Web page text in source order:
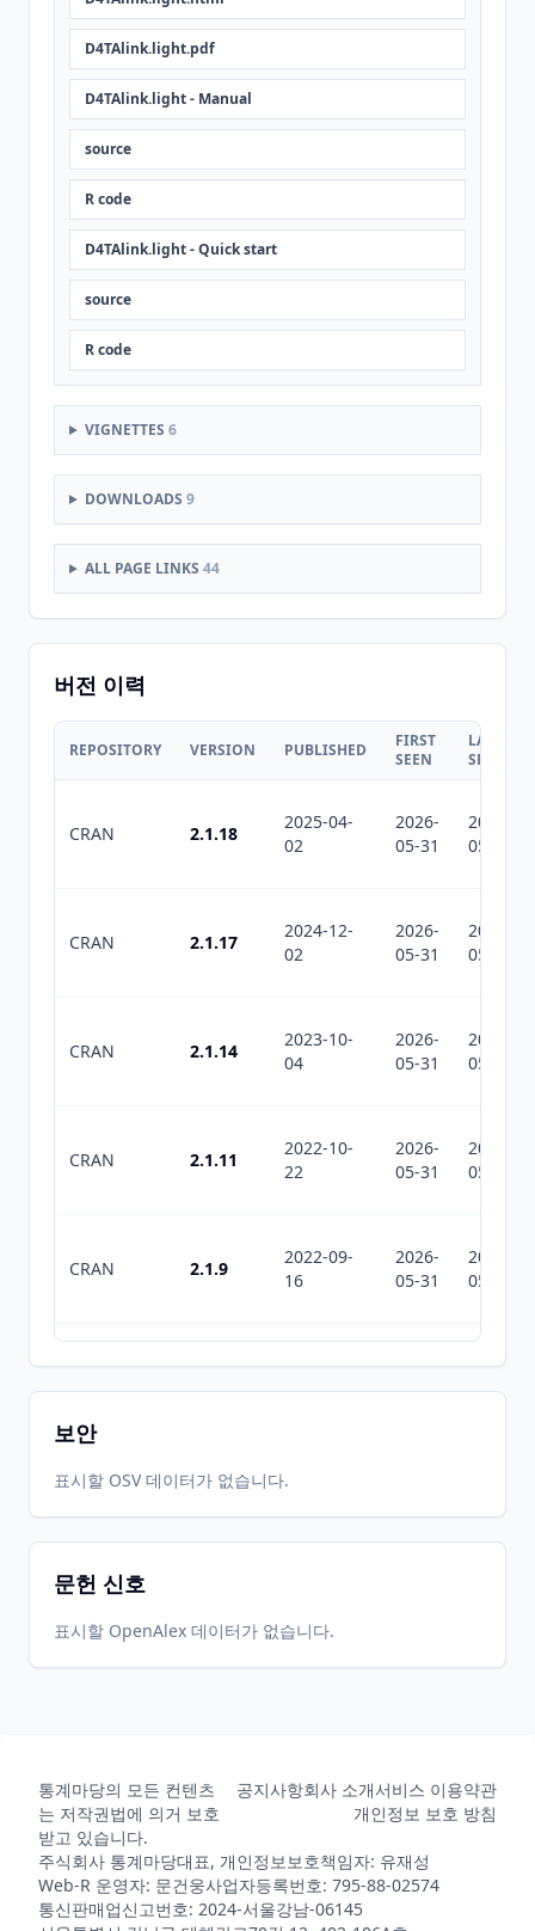
D4TAlink.light.pdf
D4TAlink.light - Manual
source
R code
D4TAlink.light - Quick start
source
R code
VIGNETTES 6
DOWNLOADS 9
ALL PAGE LINKS 44
버전 이력
REPOSITORY VERSION PUBLISHED
FIRST
SEEN
LAST
SEEN
CRAN 2.1.18
2025-04-
02
2026-
05-31
2026-
05-31
CRAN 2.1.17
2024-12-
02
2026-
05-31
2026-
05-31
CRAN 2.1.14
2023-10-
04
2026-
05-31
2026-
05-31
CRAN 2.1.11
2022-10-
22
2026-
05-31
2026-
05-31
CRAN 2.1.9
2022-09-
16
2026-
05-31
2026-
05-31
2022-09-
15
2026-
05-31
2026-
05-31
CRAN 2.1.7
CRAN
CRAN 2.1.22
2026-
07-22
2026-
07-22
CRAN 2.1.21
보안
표시할 OSV 데이터가 없습니다.
문헌 신호
표시할 OpenAlex 데이터가 없습니다.
통계마당의 모든 컨텐츠
는 저작권법에 의거 보호
받고 있습니다.
공지사항회사 소개서비스 이용약관
개인정보 보호 방침
주식회사 통계마당대표, 개인정보보호책임자: 유재성
Web-R 운영자: 문건웅사업자등록번호: 795-88-02574
통신판매업신고번호: 2024-서울강남-06145